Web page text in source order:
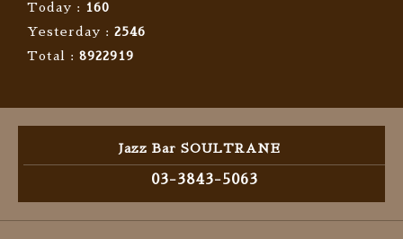
Today :
160
Yesterday : 2546
Total : 8922919
Jazz Bar SOULTRANE
03-3843-5063